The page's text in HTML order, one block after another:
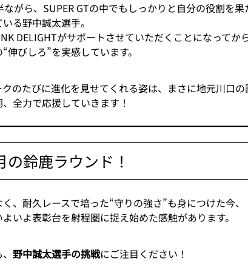
ながら、SUPER GTの中でもしっかりと自分の役割を果
る野中誠太選手。
DELIGHTがサポートさせていただくことになってから
伸びしろ”を実感しています。
のたびに進化を見せてくれる姿は、まさに地元川口の
全力で応援していきます！
の鈴鹿ラウンド！
、耐久レースで培った“守りの強さ”も身につけた今、
いよ表彰台を射程圏に捉え始めた感触があります。
野中誠太選手の挑戦にご注目ください！